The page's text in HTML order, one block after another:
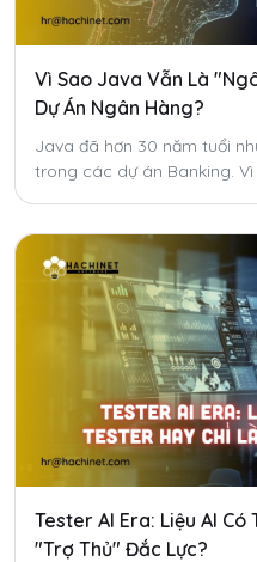
Vì Sao Java Vẫn Là
Dự Án Ngân Hàng?
Java đã hơn 30 năm tuổi
trong các dự án Banking.
Tester AI Era: Liệu AI
"Trợ Thủ" Đắc Lực?